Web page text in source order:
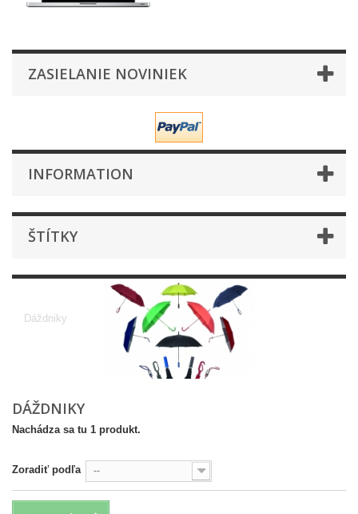
ZASIELANIE NOVINIEK
INFORMATION
ŠTÍTKY
Dáždniky
DÁŽDNIKY
Nachádza sa tu 1 produkt.
Zoradiť podľa --